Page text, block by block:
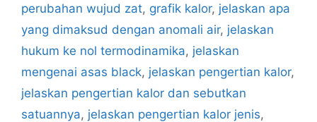
perubahan wujud zat, grafik kalor, jelaskan apa
yang dimaksud dengan anomali air, jelaskan
hukum ke nol termodinamika, jelaskan
mengenai asas black, jelaskan pengertian kalor,
jelaskan pengertian kalor dan sebutkan
satuannya, jelaskan pengertian kalor jenis,